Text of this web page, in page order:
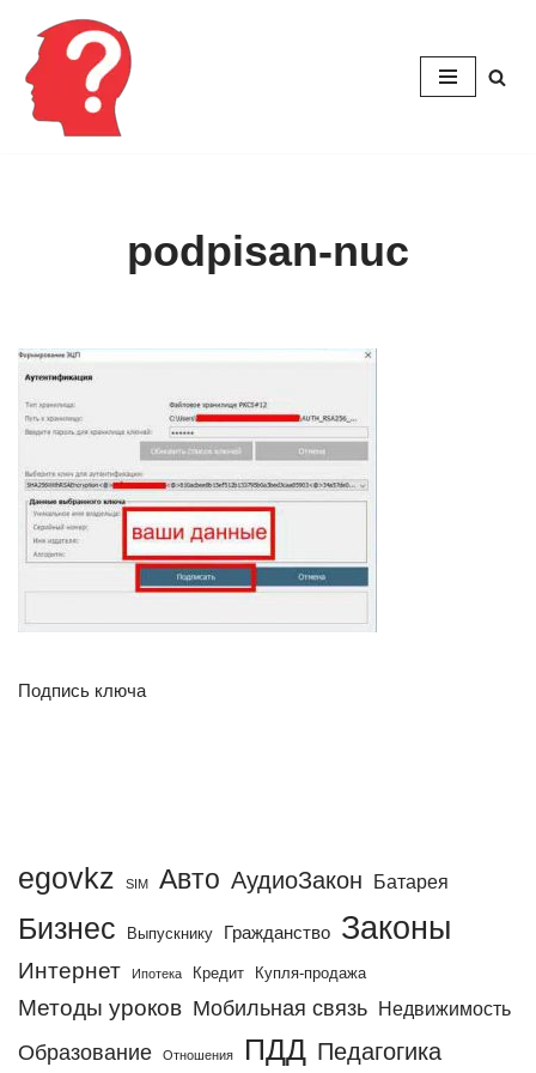
Перейти
содержимому
podpisan-nuc
Подпись ключа
egovkz SIM Авто АудиоЗакон Батарея
Бизнес Выпускнику Гражданство Законы
Интернет Ипотека Кредит Купля-продажа
Методы уроков Мобильная связь Недвижимость
Образование Отношения ПДД Педагогика